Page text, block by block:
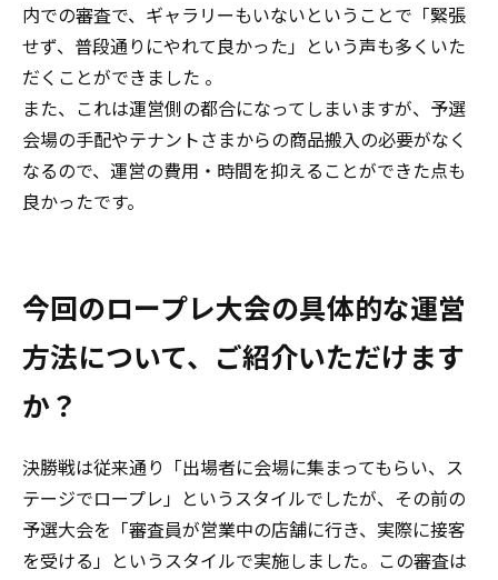
内での審査で、ギャラリーもいないということで「緊張
せず、普段通りにやれて良かった」という声も多くいた
だくことができました 。
また、これは運営側の都合になってしまいますが、予選
会場の手配やテナントさまからの商品搬入の必要がなく
なるので、運営の費用・時間を抑えることができた点も
良かったです。
――今回のロープレ大会の具体的な運営
方法について、ご紹介いただけます
か？
決勝戦は従来通り「出場者に会場に集まってもらい、ス
テージでロープレ」というスタイルでしたが、その前の
予選大会を「審査員が営業中の店舗に行き、実際に接客
を受ける」というスタイルで実施しました。この審査は